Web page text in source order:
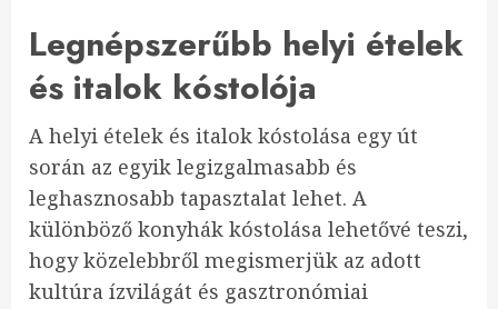
Legnépszerűbb helyi ételek
és italok kóstolója
A helyi ételek és italok kóstolása egy út
során az egyik legizgalmasabb és
leghasznosabb tapasztalat lehet. A
különböző konyhák kóstolása lehetővé teszi,
hogy közelebbről megismerjük az adott
kultúra ízvilágát és gasztronómiai